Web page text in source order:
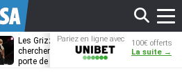
Les Grizzlies
cherchent déjà une
porte de sortie
Dwane Casey
bientôt coach
Pariez en ligne avec
100€ offerts
La suite →